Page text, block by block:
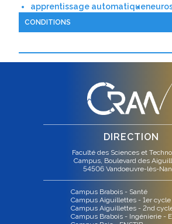
apprentissage automatique
CONDITIONS
DIRECTION
Faculté des Sciences et
Campus, Boulevard des
54506 Vandoeuvre-lès-
Campus Brabois - Santé
Campus Aiguillettes - 1er cycle
Campus Aiguillettes - 2nd
Campus Brabois - Ingénierie -